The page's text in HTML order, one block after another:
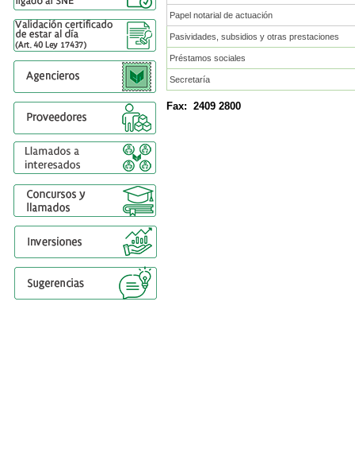
Papel notarial de actuación
Pasividades, subsidios y otras prestaciones
Préstamos sociales
Secretaría
Fax: 2409 2800